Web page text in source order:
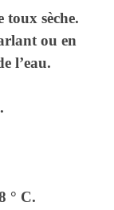
toux sèche.
ou en
l’eau.
° C.